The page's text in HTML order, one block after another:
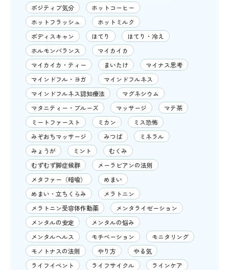
ポジティブ気分
ホットコーヒー
ホットフラッシュ
ホットミルク
ボディスキャン
ほてり
ほてり・冷え
ホルモンバランス
マイカイカ
マイカイカ・ティー
まいたけ
マイナス思考
マインドフル・ヨガ
マインドフルネス
マインドフルネス認知療法
マグネシウム
マタニティー・ブルーズ
マッサージ
マテ茶
ミートファースト
ミカン
ミス恐怖
みぞおちマッサージ
みつば
ミネラル
みょうが
ミント
むくみ
むずむず脚症候群
メーラビアンの法則
メタファー（暗喩）
めまい
めまい・立ちくらみ
メラトニン
メラトニン受容体作動薬
メンタライゼーション
メンタルの安定
メンタルの悩み
メンタルヘルス
モチベーション
モニタリング
モノトナスの法則
やり方
やる気
ライフイベント
ライフサイクル
ラインケア